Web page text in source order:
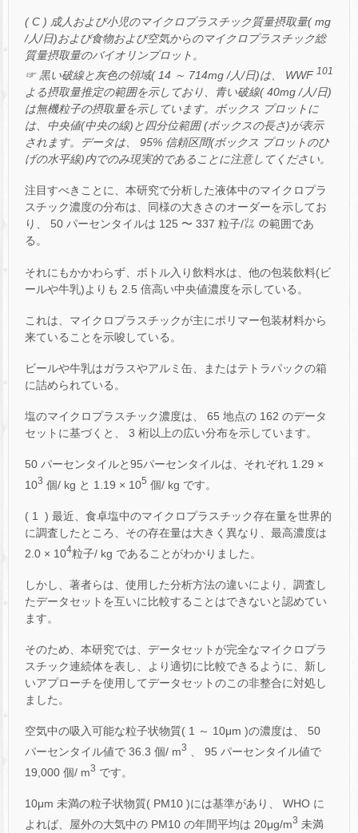
( C ) 成人および小児のマイクロプラスチック質量摂取量( mg
/人/日)および食物および空気からのマイクロプラスチック総
質量摂取量のバイオリンプロット。
☞ 黒い破線と灰色の領域( 14 ～ 714mg /人/日)は、 WWF 101
よる摂取量推定の範囲を示しており、青い破線( 40mg /人/日)
は無機粒子の摂取量を示しています。ボックス プロットに
は、中央値(中央の線)と四分位範囲 (ボックスの長さ)が表示
されます。データは、 95% 信頼区間(ボックス プロットのひ
げの水平線)内でのみ現実的であることに注意してください。
注目すべきことに、本研究で分析した液体中のマイクロプラ
スチック濃度の分布は、同様の大きさのオーダーを示してお
り、 50 パーセンタイルは 125 〜 337 粒子/㍑ の範囲であ
る。
それにもかかわらず、ボトル入り飲料水は、他の包装飲料(ビ
ールや牛乳)よりも 2.5 倍高い中央値濃度を示している。
これは、マイクロプラスチックが主にポリマー包装材料から
来ていることを示唆している。
ビールや牛乳はガラスやアルミ缶、またはテトラパックの箱
に詰められている。
塩のマイクロプラスチック濃度は、 65 地点の 162 のデータ
セットに基づくと、 3 桁以上の広い分布を示しています。
50 パーセンタイルと95パーセンタイルは、それぞれ 1.29 ×
103 個/ kg と 1.19 × 105 個/ kg です。
( 1 ) 最近、食卓塩中のマイクロプラスチック存在量を世界的
に調査したところ、その存在量は大きく異なり、最高濃度は
2.0 × 104粒子/ kg であることがわかりました。
しかし、著者らは、使用した分析方法の違いにより、調査し
たデータセットを互いに比較することはできないと認めてい
ます。
そのため、本研究では、データセットが完全なマイクロプラ
スチック連続体を表し、より適切に比較できるように、新し
いアプローチを使用してデータセットのこの非整合に対処し
ました。
空気中の吸入可能な粒子状物質( 1 ～ 10μm )の濃度は、 50
パーセンタイル値で 36.3 個/ m3
、 95 パーセンタイル値で
19,000 個/ m3 です。
10μm 未満の粒子状物質( PM10 )には基準があり、 WHO に
よれば、屋外の大気中の PM10 の年間平均は 20μg/m3 未満